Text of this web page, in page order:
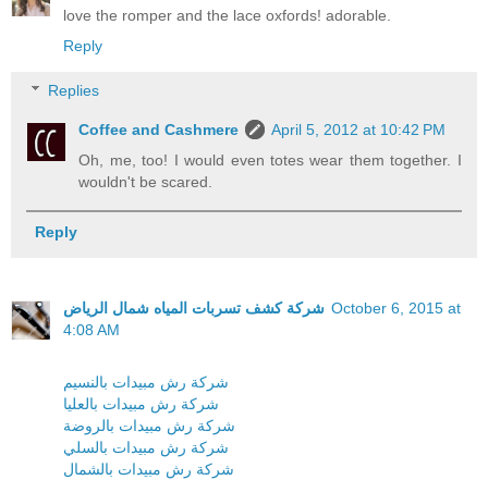
love the romper and the lace oxfords! adorable.
Reply
Replies
Coffee and Cashmere
April 5, 2012 at 10:42 PM
Oh, me, too! I would even totes wear them together. I
wouldn't be scared.
Reply
شركة كشف تسربات المياه شمال الرياض October 6, 2015 at
4:08 AM
شركة رش مبيدات بالنسيم
شركة رش مبيدات بالعليا
شركة رش مبيدات بالروضة
شركة رش مبيدات بالسلي
شركة رش مبيدات بالشمال